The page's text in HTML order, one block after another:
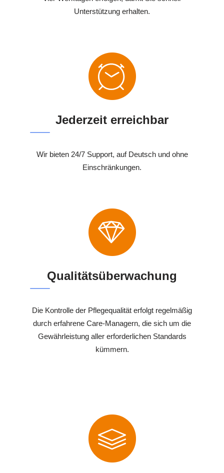
Unterstützung erhalten.
Jederzeit erreichbar
Wir bieten 24/7 Support, auf Deutsch und ohne
Einschränkungen.
Qualitätsüberwachung
Die Kontrolle der Pflegequalität erfolgt regelmäßig
durch erfahrene Care-Managern, die sich um die
Gewährleistung aller erforderlichen Standards
kümmern.